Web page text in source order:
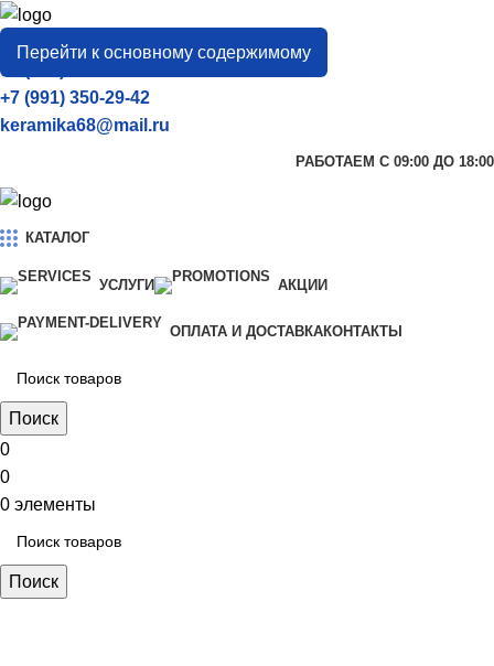
Перейти к основному содержимому
город
Тамбов
+7 (906) 657-33-54
+7 (991) 350-29-42
keramika68@mail.ru
РАБОТАЕМ С 09:00 ДО 18:00
КАТАЛОГ
УСЛУГИ АКЦИИ
ОПЛАТА И ДОСТАВКАКОНТАКТЫ
Поиск
0
0
0 элементы
Поиск